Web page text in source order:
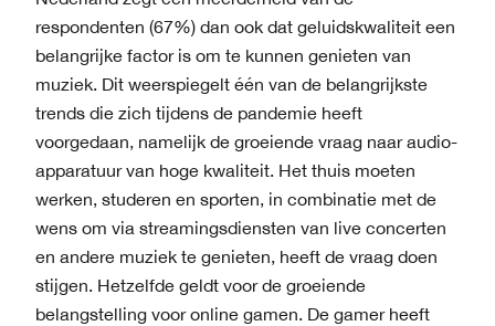
respondenten (67%) dan ook dat geluidskwaliteit een
belangrijke factor is om te kunnen genieten van
muziek. Dit weerspiegelt één van de belangrijkste
trends die zich tijdens de pandemie heeft
voorgedaan, namelijk de groeiende vraag naar audio-
apparatuur van hoge kwaliteit. Het thuis moeten
werken, studeren en sporten, in combinatie met de
wens om via streamingsdiensten van live concerten
en andere muziek te genieten, heeft de vraag doen
stijgen. Hetzelfde geldt voor de groeiende
belangstelling voor online gamen. De gamer heeft